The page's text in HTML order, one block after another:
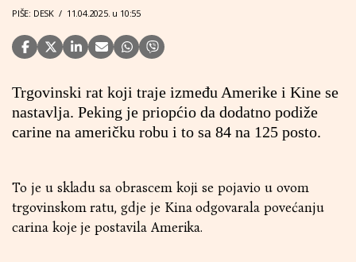
PIŠE: DESK / 11.04.2025. u 10:55
Trgovinski rat koji traje između Amerike i Kine se
nastavlja. Peking je priopćio da dodatno podiže
carine na američku robu i to sa 84 na 125 posto.
To je u skladu sa obrascem koji se pojavio u ovom
trgovinskom ratu, gdje je Kina odgovarala povećanju
carina koje je postavila Amerika.